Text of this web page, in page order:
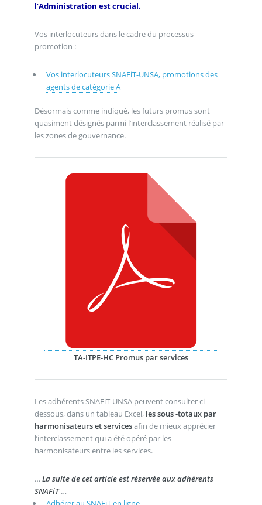
l’Administration est crucial.
Vos interlocuteurs dans le cadre du processus
promotion :
Vos interlocuteurs SNAFiT-UNSA, promotions des
agents de catégorie A
Désormais comme indiqué, les futurs promus sont
quasiment désignés parmi l’interclassement réalisé par
les zones de gouvernance.
TA-ITPE-HC Promus par services
Les adhérents SNAFiT-UNSA peuvent consulter ci
dessous, dans un tableau Excel, les sous -totaux par
harmonisateurs et servicesafin de mieux apprécier
l’interclassement qui a été opéré par les
harmonisateurs entre les services.
… La suite de cet article est réservée aux adhérents
SNAFiT…